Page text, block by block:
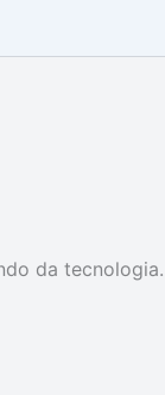
da tecnologia.